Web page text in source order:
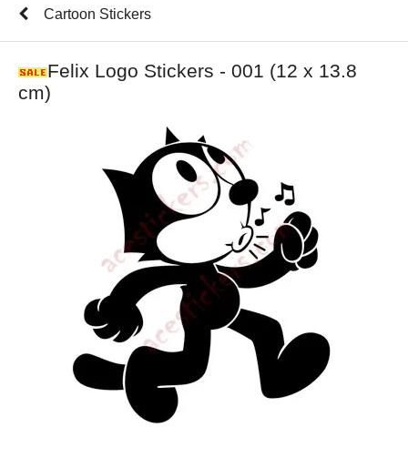
Cartoon Stickers
Felix Logo Stickers - 001 (12 x 13.8
cm)